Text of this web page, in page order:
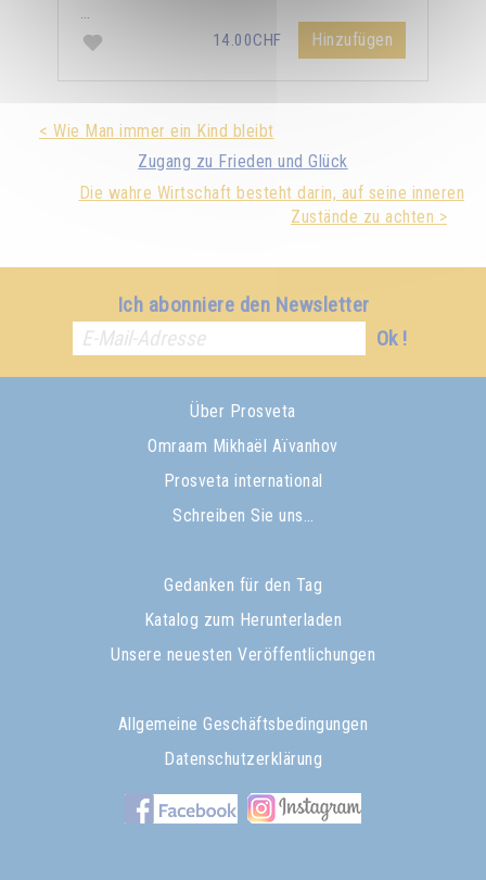
…
14.00CHF
Hinzufügen
< Wie Man immer ein Kind bleibt
Zugang zu Frieden und Glück
Die wahre Wirtschaft besteht darin, auf seine inneren
Zustände zu achten >
Ich abonniere den Newsletter
Ok !
Über Prosveta
Omraam Mikhaël Aïvanhov
Prosveta international
Schreiben Sie uns…
Gedanken für den Tag
Katalog zum Herunterladen
Unsere neuesten Veröffentlichungen
Allgemeine Geschäftsbedingungen
Datenschutzerklärung